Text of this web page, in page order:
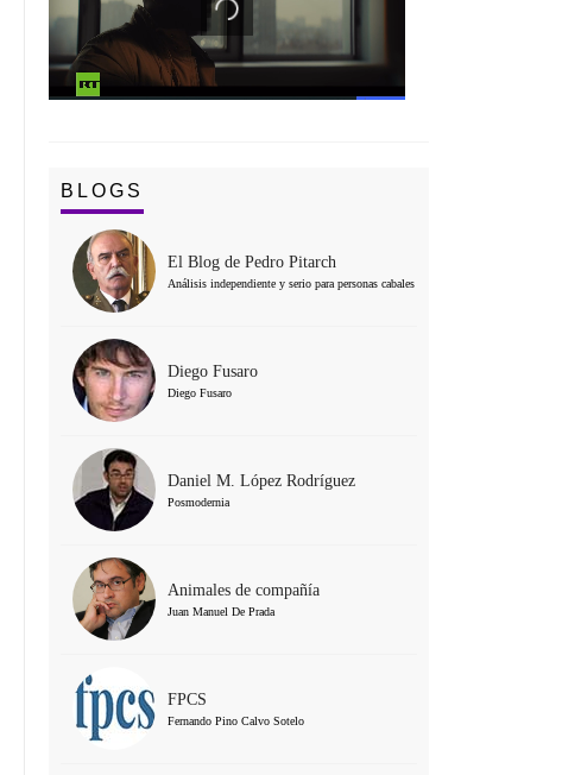
BLOGS
El Blog de Pedro Pitarch
Análisis independiente y serio para personas cabales
Diego Fusaro
Diego Fusaro
Daniel M. López Rodríguez
Posmodernia
Animales de compañía
Juan Manuel De Prada
FPCS
Fernando Pino Calvo Sotelo